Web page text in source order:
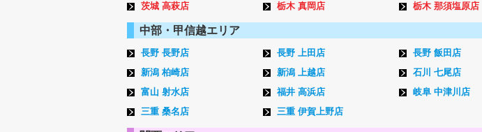
茨城 高萩店
栃木 真岡店 栃木 那須塩原店
中部・甲信越エリア
長野 長野店 長野 上田店 長野 飯田店
新潟 柏崎店
新潟 上越店 石川 七尾店
富山 射水店
福井 高浜店 岐阜 中津川店
三重 桑名店
三重 伊賀上野店